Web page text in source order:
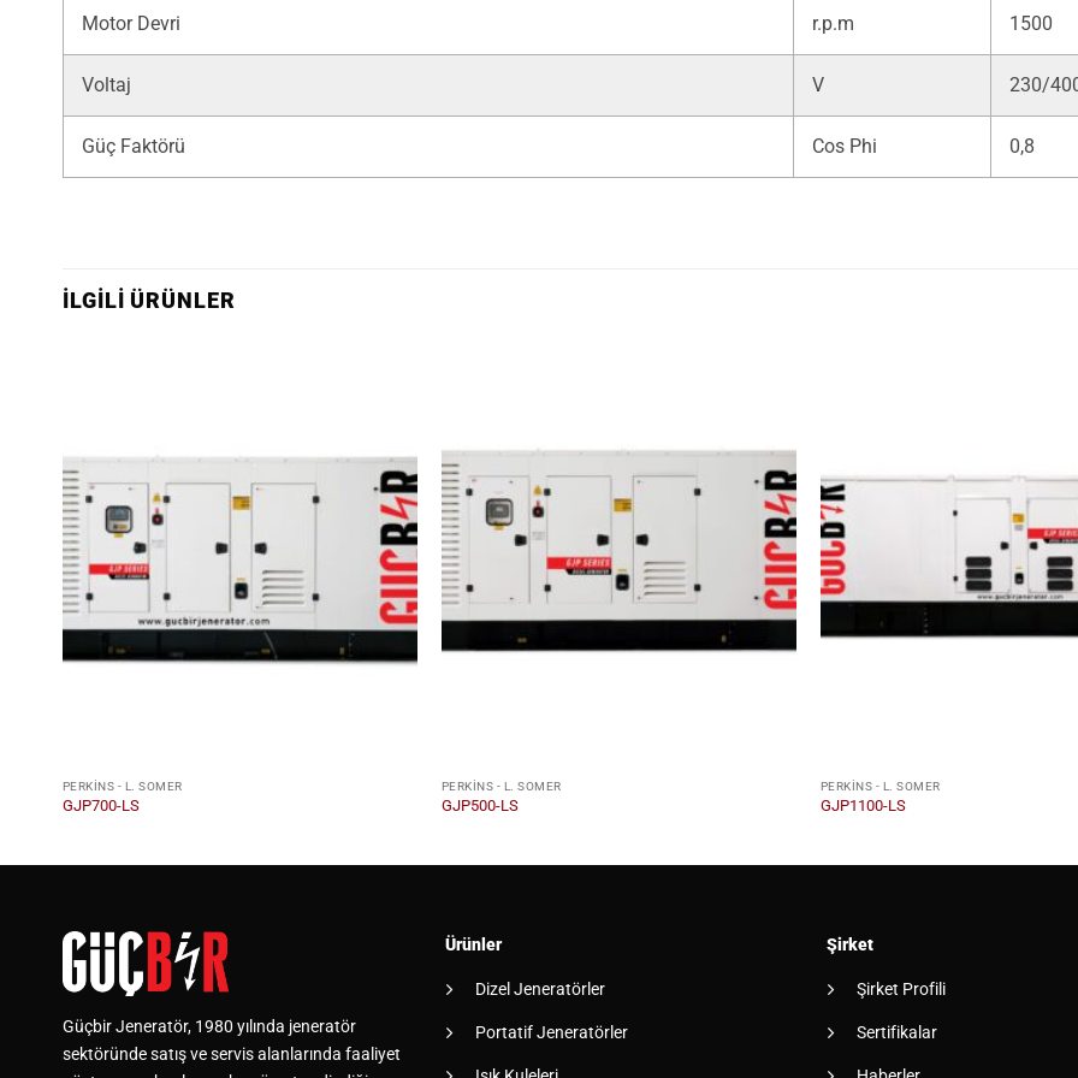
Motor Devri r.p.m 1500
Voltaj V 230/
Güç Faktörü Cos Phi 0,8
İLGILI ÜRÜNLER
PERKINS - L. SOMER
GJP700-LS
PERKINS - L. SOMER
GJP500-LS
PERKINS - L. SOMER
GJP1100-LS
Güçbir Jeneratör, 1980 yılında jeneratör
sektöründe satış ve servis alanlarında faaliyet
Ürünler
Dizel Jeneratörler
Portatif Jeneratörler
Şirket
Şirket Profili
Sertifikalar